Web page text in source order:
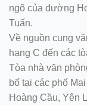
ngõ của đường
Tuấn.
Về nguồn cung
hạng C đến các
Tòa nhà văn
bố tại các phố
Hoàng Cầu, Yên